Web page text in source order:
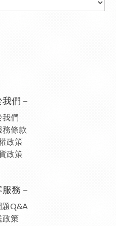
我們－
我們
務條款
政策
政策
服務－
題Q&A
政策